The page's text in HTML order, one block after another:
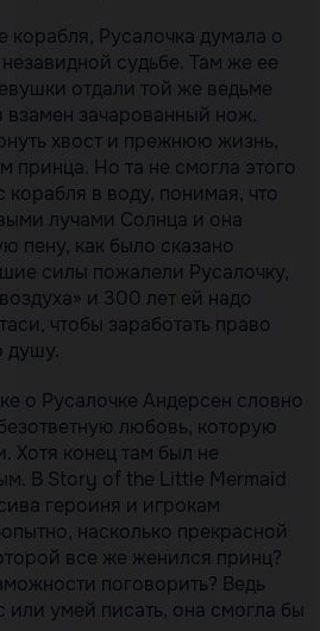
корабля, Русалочка думала о
судьбе. Там же ее
отдали той же ведьме
зачарованный нож.
хвост и прежнюю жизнь,
принца. Но та не смогла этого
корабля в воду, понимая, что
лучами Солнца и она
пену, как было сказано
силы пожалели Русалочку,
и 300 лет ей надо
чтобы заработать право
душу.
о Русалочке Андерсен словно
любовь, которую
Хотя конец там был не
В Story of the Little Mermaid
героиня и игрокам
насколько прекрасной
все же женился принц?
поговорить? Ведь
или умей писать, она смогла бы